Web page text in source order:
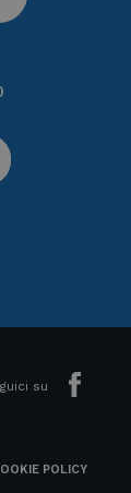
su
POLICY